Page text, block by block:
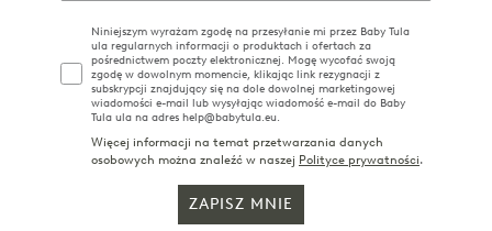
Niniejszym wyrażam zgodę na przesyłanie mi przez Baby Tula
ula regularnych informacji o produktach i ofertach za
pośrednictwem poczty elektronicznej. Mogę wycofać swoją
zgodę w dowolnym momencie, klikając link rezygnacji z
subskrypcji znajdujący się na dole dowolnej marketingowej
wiadomości e-mail lub wysyłając wiadomość e-mail do Baby
Tula ula na adres help@babytula.eu.
Więcej informacji na temat przetwarzania danych
osobowych można znaleźć w naszej Polityce prywatności.
ZAPISZ MNIE